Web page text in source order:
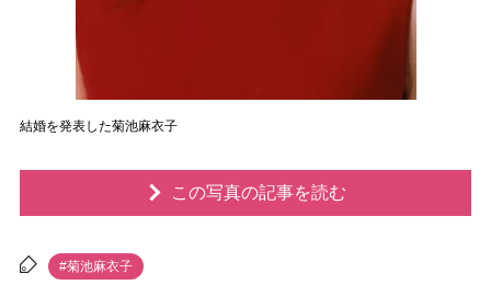
結婚を発表した菊池麻衣子
この写真の記事を読む
#菊池麻衣子